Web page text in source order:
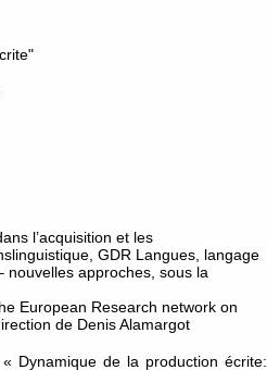
l’acquisition et les
GDR Langues, langage
nouvelles approches, sous la
European Research network on
de Denis Alamargot
Dynamique de la production écrite: